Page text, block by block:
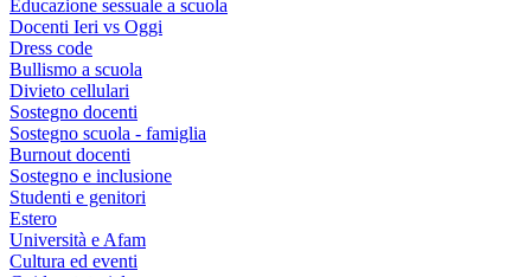
Educazione sessuale a scuola
Docenti Ieri vs Oggi
Dress code
Bullismo a scuola
Divieto cellulari
Sostegno docenti
Sostegno scuola - famiglia
Burnout docenti
Sostegno e inclusione
Studenti e genitori
Estero
Università e Afam
Cultura ed eventi